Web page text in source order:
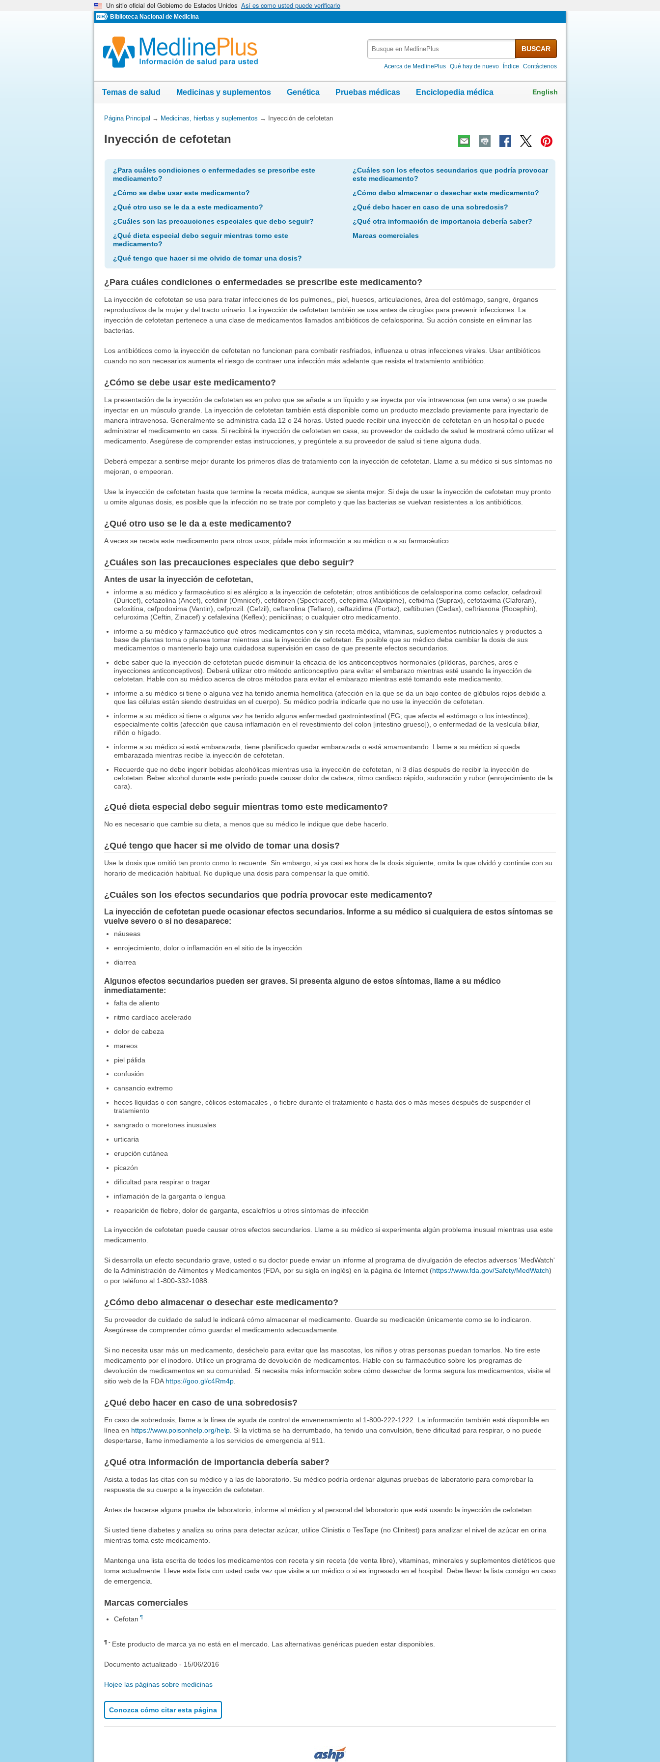
Un sitio oficial del Gobierno de Estados Unidos Así es como usted puede verificarlo
Biblioteca Nacional de Medicina
MedlinePlus
BUSCAR
Acerca de MedlinePlus Qué hay de nuevo Índice Contáctenos
Temas de salud Medicinas y suplementos Genética Pruebas médicas Enciclopedia médica English
Usted
aquí:
Página Principal → Medicinas, hierbas y suplementos → Inyección de cefotetan
Inyección de cefotetan
¿Para cuáles condiciones o enfermedades se prescribe este
medicamento?
¿Cómo se debe usar este medicamento?
¿Qué otro uso se le da a este medicamento?
¿Cuáles son las precauciones especiales que debo seguir?
¿Qué dieta especial debo seguir mientras tomo este
medicamento?
¿Qué tengo que hacer si me olvido de tomar una dosis?
¿Cuáles son los efectos secundarios que podría provocar
este medicamento?
¿Cómo debo almacenar o desechar este medicamento?
¿Qué debo hacer en caso de una sobredosis?
¿Qué otra información de importancia debería saber?
Marcas comerciales
¿Para cuáles condiciones o enfermedades se prescribe este medicamento?
La inyección de cefotetan se usa para tratar infecciones de los pulmones,, piel, huesos, articulaciones, área del estómago, sangre, órganos
reproductivos de la mujer y del tracto urinario. La inyección de cefotetan también se usa antes de cirugías para prevenir infecciones. La
inyección de cefotetan pertenece a una clase de medicamentos llamados antibióticos de cefalosporina. Su acción consiste en eliminar las
bacterias.
Los antibióticos como la inyección de cefotetan no funcionan para combatir resfriados, influenza u otras infecciones virales. Usar antibióticos
cuando no son necesarios aumenta el riesgo de contraer una infección más adelante que resista el tratamiento antibiótico.
¿Cómo se debe usar este medicamento?
La presentación de la inyección de cefotetan es en polvo que se añade a un líquido y se inyecta por vía intravenosa (en una vena) o se puede
inyectar en un músculo grande. La inyección de cefotetan también está disponible como un producto mezclado previamente para inyectarlo de
manera intravenosa. Generalmente se administra cada 12 o 24 horas. Usted puede recibir una inyección de cefotetan en un hospital o puede
administrar el medicamento en casa. Si recibirá la inyección de cefotetan en casa, su proveedor de cuidado de salud le mostrará cómo utilizar el
medicamento. Asegúrese de comprender estas instrucciones, y pregúntele a su proveedor de salud si tiene alguna duda.
Deberá empezar a sentirse mejor durante los primeros días de tratamiento con la inyección de cefotetan. Llame a su médico si sus síntomas no
mejoran, o empeoran.
Use la inyección de cefotetan hasta que termine la receta médica, aunque se sienta mejor. Si deja de usar la inyección de cefotetan muy pronto
u omite algunas dosis, es posible que la infección no se trate por completo y que las bacterias se vuelvan resistentes a los antibióticos.
¿Qué otro uso se le da a este medicamento?
A veces se receta este medicamento para otros usos; pídale más información a su médico o a su farmacéutico.
¿Cuáles son las precauciones especiales que debo seguir?
Antes de usar la inyección de cefotetan,
informe a su médico y farmacéutico si es alérgico a la inyección de cefotetán; otros antibióticos de cefalosporina como cefaclor, cefadroxil
(Duricef), cefazolina (Ancef), cefdinir (Omnicef), cefditoren (Spectracef), cefepima (Maxipime), cefixima (Suprax), cefotaxima (Claforan),
cefoxitina, cefpodoxima (Vantin), cefprozil. (Cefzil), ceftarolina (Teflaro), ceftazidima (Fortaz), ceftibuten (Cedax), ceftriaxona (Rocephin),
cefuroxima (Ceftin, Zinacef) y cefalexina (Keflex); penicilinas; o cualquier otro medicamento.
informe a su médico y farmacéutico qué otros medicamentos con y sin receta médica, vitaminas, suplementos nutricionales y productos a
base de plantas toma o planea tomar mientras usa la inyección de cefotetan. Es posible que su médico deba cambiar la dosis de sus
medicamentos o mantenerlo bajo una cuidadosa supervisión en caso de que presente efectos secundarios.
debe saber que la inyección de cefotetan puede disminuir la eficacia de los anticonceptivos hormonales (píldoras, parches, aros e
inyecciones anticonceptivos). Deberá utilizar otro método anticonceptivo para evitar el embarazo mientras esté usando la inyección de
cefotetan. Hable con su médico acerca de otros métodos para evitar el embarazo mientras esté tomando este medicamento.
informe a su médico si tiene o alguna vez ha tenido anemia hemolítica (afección en la que se da un bajo conteo de glóbulos rojos debido a
que las células están siendo destruidas en el cuerpo). Su médico podría indicarle que no use la inyección de cefotetan.
informe a su médico si tiene o alguna vez ha tenido alguna enfermedad gastrointestinal (EG; que afecta el estómago o los intestinos),
especialmente colitis (afección que causa inflamación en el revestimiento del colon [intestino grueso]), o enfermedad de la vesícula biliar,
riñón o hígado.
informe a su médico si está embarazada, tiene planificado quedar embarazada o está amamantando. Llame a su médico si queda
embarazada mientras recibe la inyección de cefotetan.
Recuerde que no debe ingerir bebidas alcohólicas mientras usa la inyección de cefotetan, ni 3 días después de recibir la inyección de
cefotetan. Beber alcohol durante este período puede causar dolor de cabeza, ritmo cardiaco rápido, sudoración y rubor (enrojecimiento de la
cara).
¿Qué dieta especial debo seguir mientras tomo este medicamento?
No es necesario que cambie su dieta, a menos que su médico le indique que debe hacerlo.
¿Qué tengo que hacer si me olvido de tomar una dosis?
Use la dosis que omitió tan pronto como lo recuerde. Sin embargo, si ya casi es hora de la dosis siguiente, omita la que olvidó y continúe con su
horario de medicación habitual. No duplique una dosis para compensar la que omitió.
¿Cuáles son los efectos secundarios que podría provocar este medicamento?
La inyección de cefotetan puede ocasionar efectos secundarios. Informe a su médico si cualquiera de estos síntomas se
vuelve severo o si no desaparece:
náuseas
enrojecimiento, dolor o inflamación en el sitio de la inyección
diarrea
Algunos efectos secundarios pueden ser graves. Si presenta alguno de estos síntomas, llame a su médico
inmediatamente:
falta de aliento
ritmo cardíaco acelerado
dolor de cabeza
mareos
piel pálida
confusión
cansancio extremo
heces líquidas o con sangre, cólicos estomacales , o fiebre durante el tratamiento o hasta dos o más meses después de suspender el
tratamiento
sangrado o moretones inusuales
urticaria
erupción cutánea
picazón
dificultad para respirar o tragar
inflamación de la garganta o lengua
reaparición de fiebre, dolor de garganta, escalofríos u otros síntomas de infección
La inyección de cefotetan puede causar otros efectos secundarios. Llame a su médico si experimenta algún problema inusual mientras usa este
medicamento.
Si desarrolla un efecto secundario grave, usted o su doctor puede enviar un informe al programa de divulgación de efectos adversos 'MedWatch'
de la Administración de Alimentos y Medicamentos (FDA, por su sigla en inglés) en la página de Internet (https://www.fda.gov/Safety/MedWatch)
o por teléfono al 1-800-332-1088.
¿Cómo debo almacenar o desechar este medicamento?
Su proveedor de cuidado de salud le indicará cómo almacenar el medicamento. Guarde su medicación únicamente como se lo indicaron.
Asegúrese de comprender cómo guardar el medicamento adecuadamente.
Si no necesita usar más un medicamento, deséchelo para evitar que las mascotas, los niños y otras personas puedan tomarlos. No tire este
medicamento por el inodoro. Utilice un programa de devolución de medicamentos. Hable con su farmacéutico sobre los programas de
devolución de medicamentos en su comunidad. Si necesita más información sobre cómo desechar de forma segura los medicamentos, visite el
sitio web de la FDAhttps://goo.gl/c4Rm4p.
¿Qué debo hacer en caso de una sobredosis?
En caso de sobredosis, llame a la línea de ayuda de control de envenenamiento al 1-800-222-1222. La información también está disponible en
línea en https://www.poisonhelp.org/help. Si la víctima se ha derrumbado, ha tenido una convulsión, tiene dificultad para respirar, o no puede
despertarse, llame inmediamente a los servicios de emergencia al 911.
¿Qué otra información de importancia debería saber?
Asista a todas las citas con su médico y a las de laboratorio. Su médico podría ordenar algunas pruebas de laboratorio para comprobar la
respuesta de su cuerpo a la inyección de cefotetan.
Antes de hacerse alguna prueba de laboratorio, informe al médico y al personal del laboratorio que está usando la inyección de cefotetan.
Si usted tiene diabetes y analiza su orina para detectar azúcar, utilice Clinistix o TesTape (no Clinitest) para analizar el nivel de azúcar en orina
mientras toma este medicamento.
Mantenga una lista escrita de todos los medicamentos con receta y sin receta (de venta libre), vitaminas, minerales y suplementos dietéticos que
toma actualmente. Lleve esta lista con usted cada vez que visite a un médico o si es ingresado en el hospital. Debe llevar la lista consigo en caso
de emergencia.
Marcas comerciales
Cefotan ¶
¶ Este producto de marca ya no está en el mercado. Las alternativas genéricas pueden estar disponibles.
Documento actualizado - 15/06/2016
Hojee las páginas sobre medicinas
Conozca cómo citar esta página